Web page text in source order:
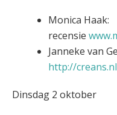
Monica Haak:
recensie
Janneke van
http://creans.nl
Dinsdag 2 oktober